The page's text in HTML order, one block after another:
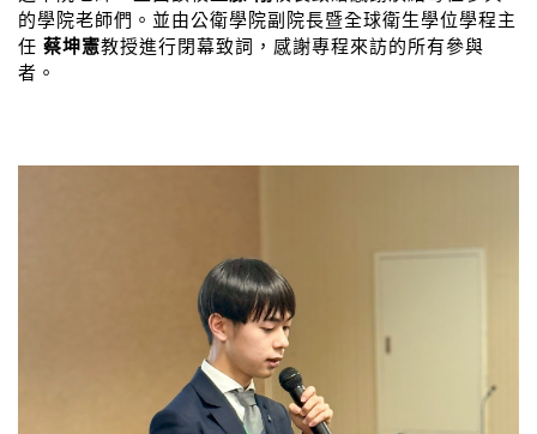
的學院老師們。並由公衛學院副院長暨全球衛生學位學程主
任 蔡坤憲教授進行閉幕致詞，感謝專程來訪的所有參與
者。